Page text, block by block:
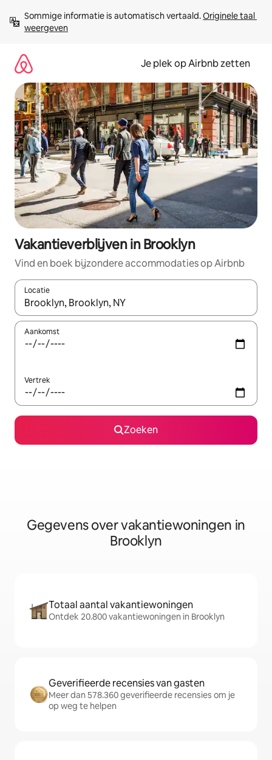
direct
naar
Sommige informatie is automatisch vertaald. Originele taal
weergeven
Je plek op Airbnb zetten
Vakantieverblijven in Brooklyn
Vind en boek bijzondere accommodaties op Airbnb
Locatie
Wanneer er resultaten beschikbaar zijn, maak je een keuze
Aankomst
Vertrek
Zoeken
Gegevens over vakantiewoningen in
Brooklyn
Totaal aantal vakantiewoningen
Ontdek 20.800 vakantiewoningen in Brooklyn
Geverifieerde recensies van gasten
Meer dan 578.360 geverifieerde recensies om je
op weg te helpen